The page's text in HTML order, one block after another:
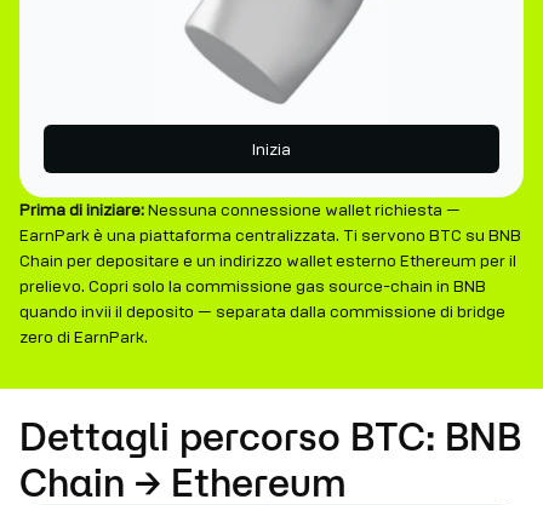
Inizia
Prima di iniziare:Nessuna connessione wallet richiesta —
EarnPark è una piattaforma centralizzata. Ti servono BTC su BNB
Chain per depositare e un indirizzo wallet esterno Ethereum per il
prelievo. Copri solo la commissione gas source-chain in BNB
quando invii il deposito — separata dalla commissione di bridge
zero di EarnPark.
Dettagli percorso BTC: BNB
Chain → Ethereum